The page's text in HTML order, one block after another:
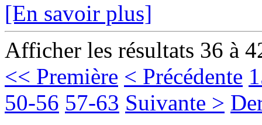
[En savoir plus]
Afficher les résultats 36 à
<< Première < Précédente
50-56 57-63 Suivante >